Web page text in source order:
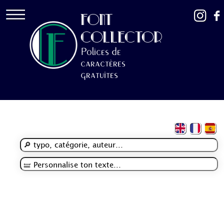
FONT
COLLECTOR
Polices de
caractères
gratuites